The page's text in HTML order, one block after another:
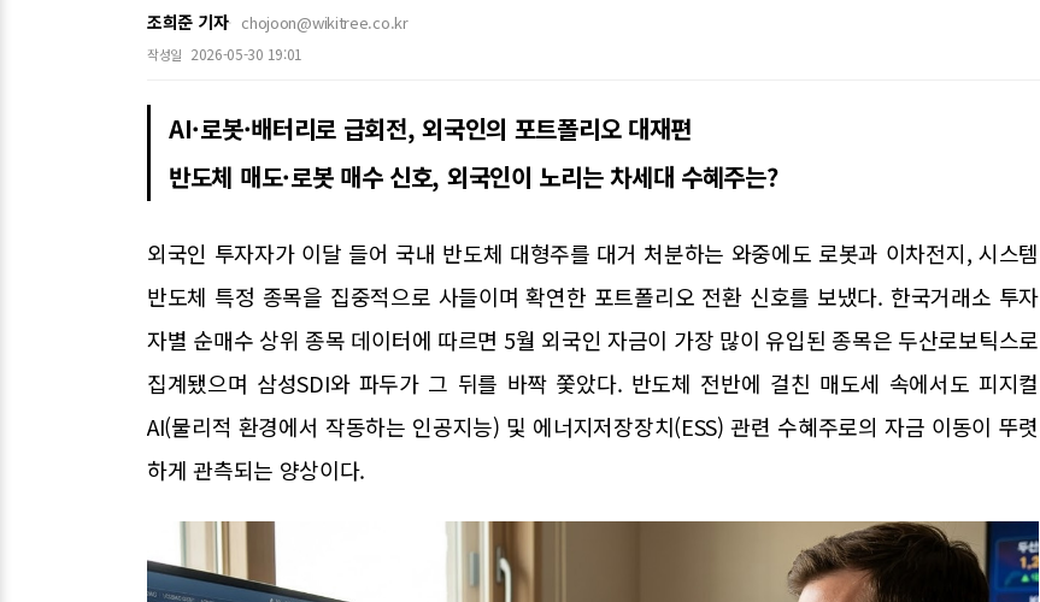
조희준 기자 chojoon@wikitree.co.kr
작성일 2026-05-30 19:01
AI·로봇·배터리로 급회전, 외국인의 포트폴리오 대재편
반도체 매도·로봇 매수 신호, 외국인이 노리는 차세대 수혜주는?
외국인 투자자가 이달 들어 국내 반도체 대형주를 대거 처분하는 와중에도 로봇과 이차전지, 시스템
반도체 특정 종목을 집중적으로 사들이며 확연한 포트폴리오 전환 신호를 보냈다. 한국거래소 투자
자별 순매수 상위 종목 데이터에 따르면 5월 외국인 자금이 가장 많이 유입된 종목은 두산로보틱스로
집계됐으며 삼성SDI와 파두가 그 뒤를 바짝 쫓았다. 반도체 전반에 걸친 매도세 속에서도 피지컬
AI(물리적 환경에서 작동하는 인공지능) 및 에너지저장장치(ESS) 관련 수혜주로의 자금 이동이 뚜렷
하게 관측되는 양상이다.